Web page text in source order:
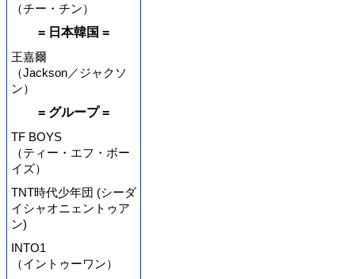
（チー・チン）
= 日本韓国 =
王嘉爾
（Jackson／ジャクソ
ン）
= グループ =
TF BOYS
（ティー・エフ・ボー
イズ）
TNT時代少年団 (シーダ
イシャオニェントゥア
ン)
INTO1
（イントゥーワン）